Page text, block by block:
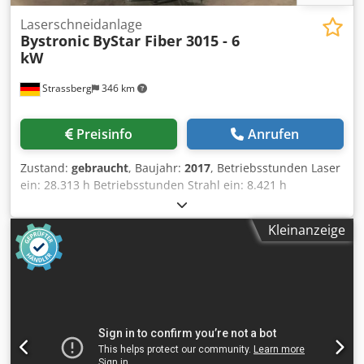
Strassberg 346 km
Laserschneidanlage
Bystronic ByStar Fiber 3015 - 6
kW
Preisinfo Anrufen
Zustand: gebraucht, Baujahr: 2017, Betriebsstunden Laser
ein: 28.313 h Betriebsstunden Strahl ein: 8.421 h
Laserleistung: 6000 Watt Arbeitsbereich Laserbetrieb: 3048
x 1524 x 70 mm Cedpeyrfxzjfx Amrsha Max. Baustahl: 25
mm Max. Edelstahl: 30 mm Max. Aluminium: 30 mm Max.
Kupfer: 12 mm Max. Messing: 12 mm Länge: 11000 mm
Breite: 6050 mm Höhe: 2565 mm Gewicht Maschine : 12000
m/min- Positionsabweichung Pa: +/- 0,05 mm-
Positionsstreubreite Ps: +/- 0,025 mm- Maximales
Kleinanzeige